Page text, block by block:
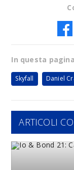
In questa
Skyfall Daniel
ARTICOLI